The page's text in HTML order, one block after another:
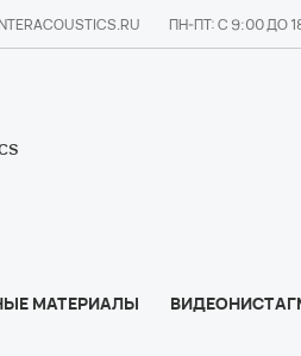
ПН-ПТ: С 9:00 ДО
МАТЕРИАЛЫ